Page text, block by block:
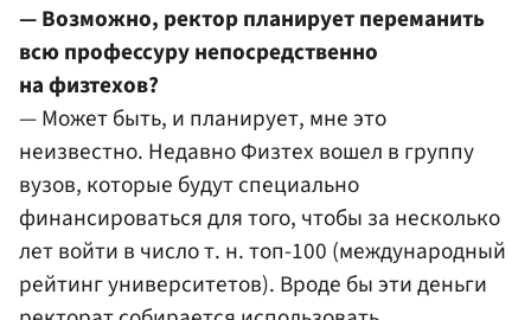
— Возможно, ректор планирует переманить
всю профессуру непосредственно
на физтехов?
— Может быть, и планирует, мне это
неизвестно. Недавно Физтех вошел в группу
вузов, которые будут специально
финансироваться для того, чтобы за несколько
лет войти в число т. н. топ-100 (международный
рейтинг университетов). Вроде бы эти деньги